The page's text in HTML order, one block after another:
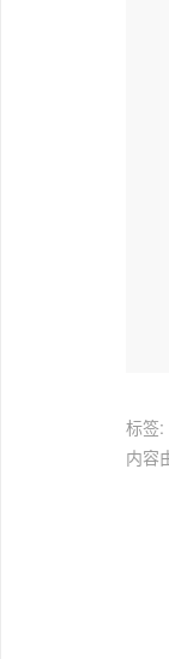
标签:
内容